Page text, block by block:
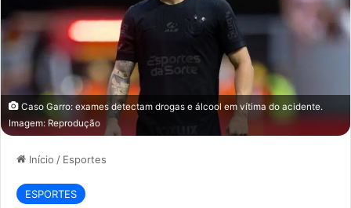
Caso Garro: exames detectam drogas e álcool em vítima do acidente.
Imagem: Reprodução
Início / Esportes
ESPORTES